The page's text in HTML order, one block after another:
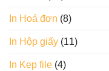
In Hoá đơn (8)
In Hộp giấy (11)
In Kẹp file (4)